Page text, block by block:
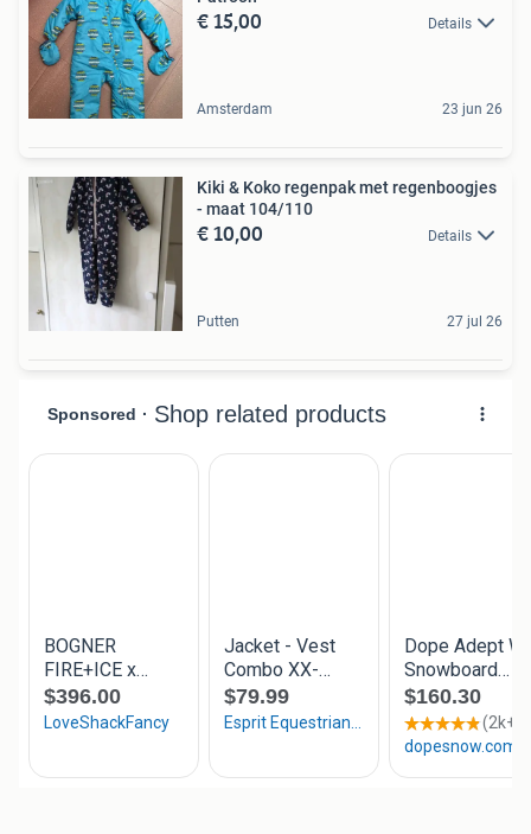
€ 15,00 Details
Amsterdam 23 jun 26
Kiki & Koko regenpak met regenboogjes
- maat 104/110
€ 10,00 Details
Putten 27 jul 26